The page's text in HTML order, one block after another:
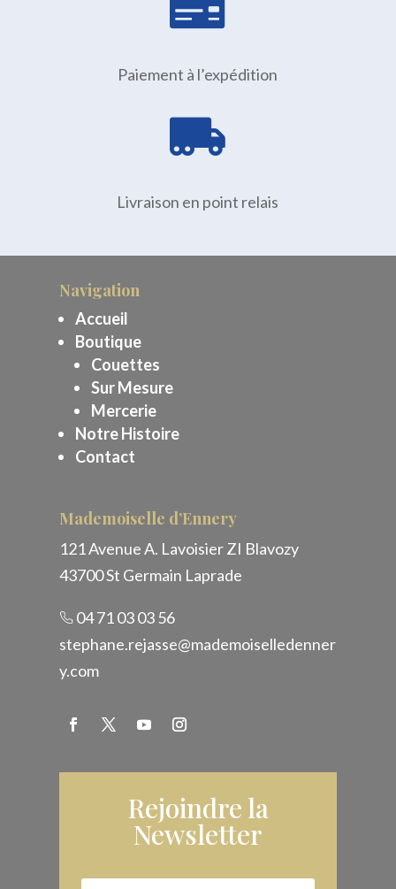
Paiement à l’expédition

Livraison en point relais
Navigation
Accueil
Boutique
Couettes
Sur Mesure
Mercerie
Notre Histoire
Contact
Mademoiselle d’Ennery
121 Avenue A. Lavoisier ZI Blavozy
43700 St Germain Laprade
04 71 03 03 56
stephane.rejasse@mademoiselledenner
y.com
Rejoindre la
Newsletter